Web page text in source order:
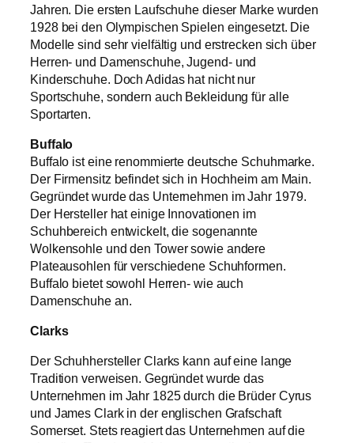
Jahren. Die ersten Laufschuhe dieser Marke wurden
1928 bei den Olympischen Spielen eingesetzt. Die
Modelle sind sehr vielfältig und erstrecken sich über
Herren- und Damenschuhe, Jugend- und
Kinderschuhe. Doch Adidas hat nicht nur
Sportschuhe, sondern auch Bekleidung für alle
Sportarten.
Buffalo
Buffalo ist eine renommierte deutsche Schuhmarke.
Der Firmensitz befindet sich in Hochheim am Main.
Gegründet wurde das Unternehmen im Jahr 1979.
Der Hersteller hat einige Innovationen im
Schuhbereich entwickelt, die sogenannte
Wolkensohle und den Tower sowie andere
Plateausohlen für verschiedene Schuhformen.
Buffalo bietet sowohl Herren- wie auch
Damenschuhe an.
Clarks
Der Schuhhersteller Clarks kann auf eine lange
Tradition verweisen. Gegründet wurde das
Unternehmen im Jahr 1825 durch die Brüder Cyrus
und James Clark in der englischen Grafschaft
Somerset. Stets reagiert das Unternehmen auf die